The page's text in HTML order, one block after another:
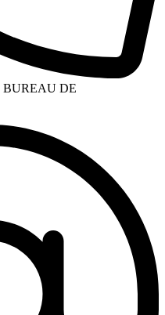
DE